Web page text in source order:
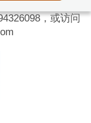
，或访问